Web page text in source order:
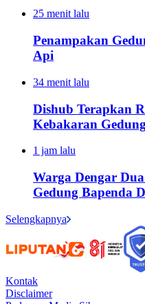
25 menit lalu
Penampakan
Api
34 menit lalu
Dishub Terapkan
Kebakaran
1 jam lalu
Warga Dengar
Gedung Bapenda
Selengkapnya
Kontak
Disclaimer